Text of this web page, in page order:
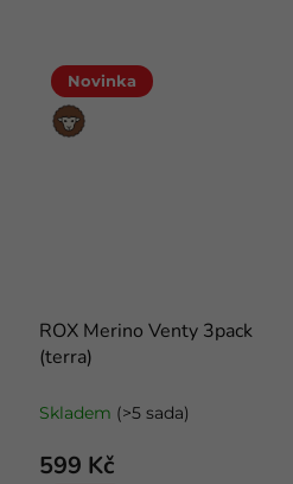
Novinka
Merino
vlna
ROX Merino Venty 3pack
(terra)
Skladem (>5 sada)
599 Kč